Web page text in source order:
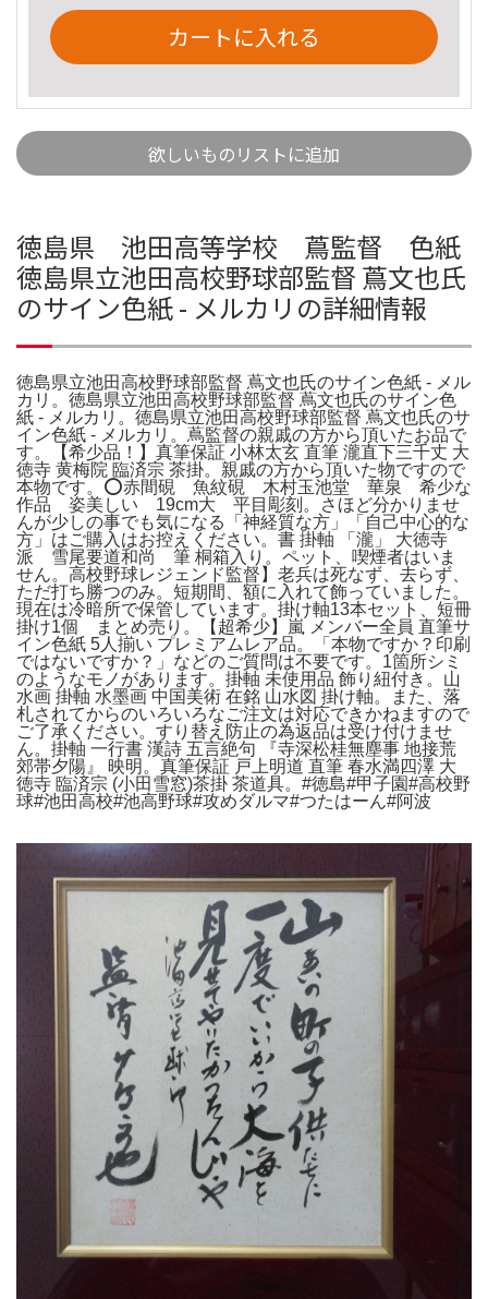
カートに入れる
欲しいものリストに追加
徳島県 池田高等学校 蔦監督 色紙
徳島県立池田高校野球部監督 蔦文也氏
のサイン色紙 - メルカリの詳細情報
徳島県立池田高校野球部監督 蔦文也氏のサイン色紙 - メル
カリ。徳島県立池田高校野球部監督 蔦文也氏のサイン色
紙 - メルカリ。徳島県立池田高校野球部監督 蔦文也氏のサ
イン色紙 - メルカリ。蔦監督の親戚の方から頂いたお品で
す。【希少品！】真筆保証 小林太玄 直筆 瀧直下三千丈 大
徳寺 黄梅院 臨済宗 茶掛。親戚の方から頂いた物ですので
本物です。⭕️赤間硯 魚紋硯 木村玉池堂 華泉 希少な
作品 姿美しい 19cm大 平目彫刻。さほど分かりませ
んが少しの事でも気になる「神経質な方」「自己中心的な
方」はご購入はお控えください。書 掛軸 「瀧」 大徳寺
派 雪尾要道和尚 筆 桐箱入り。ペット、喫煙者はいま
せん。高校野球レジェンド監督】老兵は死なず、去らず、
ただ打ち勝つのみ。短期間、額に入れて飾っていました。
現在は冷暗所で保管しています。掛け軸13本セット、短冊
掛け1個 まとめ売り。【超希少】嵐 メンバー全員 直筆サ
イン色紙 5人揃い プレミアムレア品。「本物ですか？印刷
ではないですか？」などのご質問は不要です。1箇所シミ
のようなモノがあります。掛軸 未使用品 飾り紐付き。山
水画 掛軸 水墨画 中国美術 在銘 山水図 掛け軸。また、落
札されてからのいろいろなご注文は対応できかねますので
ご了承ください。すり替え防止の為返品は受け付けませ
ん。掛軸 一行書 漢詩 五言絶句 『寺深松桂無塵事 地接荒
郊帯夕陽』 映明。真筆保証 戸上明道 直筆 春水満四澤 大
徳寺 臨済宗 (小田雪窓)茶掛 茶道具。#徳島#甲子園#高校野
球#池田高校#池高野球#攻めダルマ#つたはーん#阿波